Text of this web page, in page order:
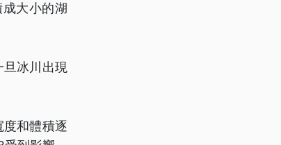
大小的湖
冰川出現
和體積逐